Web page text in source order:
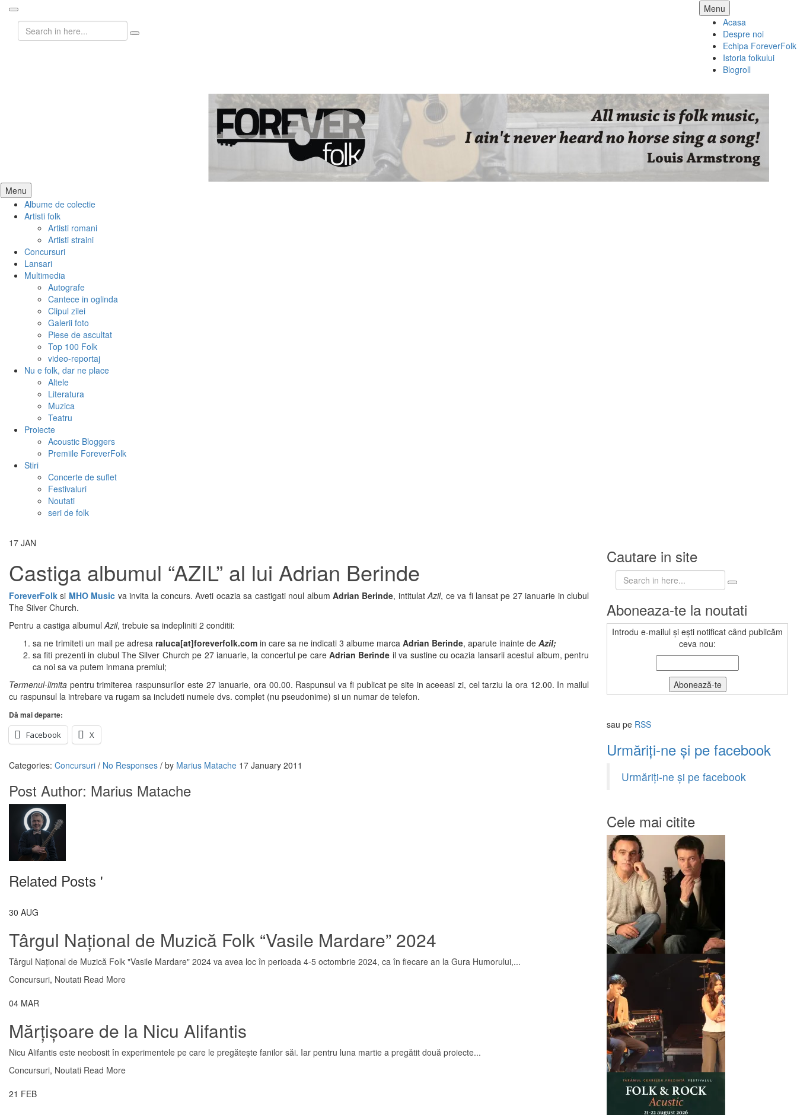
Menu Skip
to
content
Acasa
Despre noi
Echipa ForeverFolk
Istoria folkului
Blogroll
Search
for:
Menu Skip
to
content
Albume de colectie
Artisti folk
Artisti romani
Artisti straini
Concursuri
Lansari
Multimedia
Autografe
Cantece in oglinda
Clipul zilei
Galerii foto
Piese de ascultat
Top 100 Folk
video-reportaj
Nu e folk, dar ne place
Altele
Literatura
Muzica
Teatru
Proiecte
Acoustic Bloggers
Premiile ForeverFolk
Stiri
Concerte de suflet
Festivaluri
Noutati
seri de folk
17 JAN
Castiga albumul “AZIL” al lui Adrian Berinde
ForeverFolk si MHO Music va invita la concurs. Aveti ocazia sa castigati noul album Adrian Berinde, intitulatAzil, ce va fi lansat pe 27 ianuarie in clubul
The Silver Church.
Pentru a castiga albumulAzil, trebuie sa indepliniti 2 conditii:
sa ne trimiteti un mail pe adresa raluca[at]foreverfolk.com in care sa ne indicati 3 albume marca Adrian Berinde, aparute inainte de Azil;
sa fiti prezenti in clubul The Silver Church pe 27 ianuarie, la concertul pe care Adrian Berinde il va sustine cu ocazia lansarii acestui album, pentru
ca noi sa va putem inmana premiul;
Termenul-limita pentru trimiterea raspunsurilor este 27 ianuarie, ora 00.00. Raspunsul va fi publicat pe site in aceeasi zi, cel tarziu la ora 12.00. In mailul
cu raspunsul la intrebare va rugam sa includeti numele dvs. complet (nu pseudonime) si un numar de telefon.
Dă mai departe:
Facebook
X
Categories: Concursuri / No Responses / by Marius Matache 17 January 2011
Post Author: Marius Matache
Related Posts '
30 AUG
Târgul Național de Muzică Folk “Vasile Mardare” 2024
Târgul Național de Muzică Folk "Vasile Mardare" 2024 va avea loc în perioada 4-5 octombrie 2024, ca în fiecare an la Gura Humorului,...
Concursuri, Noutati Read More
04 MAR
Mărțișoare de la Nicu Alifantis
Nicu Alifantis este neobosit în experimentele pe care le pregătește fanilor săi. Iar pentru luna martie a pregătit două proiecte...
Concursuri, Noutati Read More
21 FEB
Cautare in site
Search
for:
Aboneaza-te la noutati
Introdu e-mailul și ești notificat când publicăm
ceva nou:
sau pe RSS
Urmăriți-ne și pe facebook
Urmăriți-ne și pe facebook
Cele mai citite